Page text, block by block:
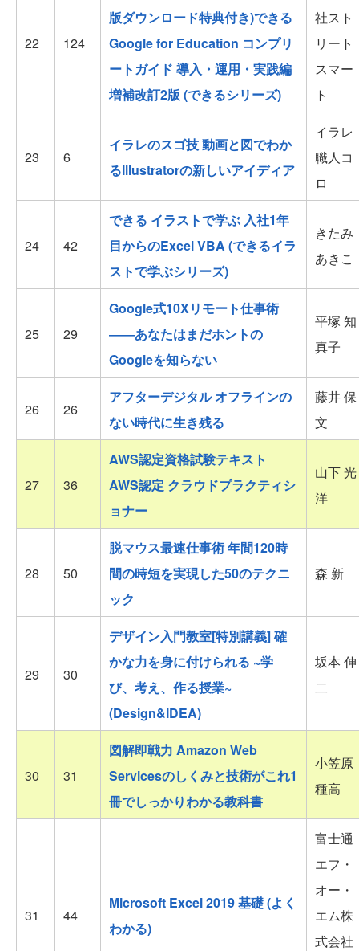
22 124
版ダウンロード特典付き)できる
Google for Education コンプリ
ートガイド 導入・運用・実践編
増補改訂2版 (できるシリーズ)
社スト
リート
スマー
ト
23 6
イラレのスゴ技 動画と図でわか
るIllustratorの新しいアイディア
イラレ
職人コ
ロ
24 42
できる イラストで学ぶ 入社1年
目からのExcel VBA (できるイラ
ストで学ぶシリーズ)
きたみ
あきこ
25 29
Google式10Xリモート仕事術
――あなたはまだホントの
Googleを知らない
平塚 知
真子
26 26
アフターデジタル オフラインの
ない時代に生き残る
藤井 保
文
27 36
AWS認定資格試験テキスト
AWS認定 クラウドプラクティシ
ョナー
山下 光
洋
28 50
脱マウス最速仕事術 年間120時
間の時短を実現した50のテクニ
ック
森 新
29 30
デザイン入門教室[特別講義] 確
かな力を身に付けられる ~学
び、考え、作る授業~
(Design&IDEA)
坂本 伸
二
30 31
図解即戦力 Amazon Web
Servicesのしくみと技術がこれ1
冊でしっかりわかる教科書
小笠原
種高
31 44
Microsoft Excel 2019 基礎 (よく
わかる)
富士通
エフ・
オー・
エム株
式会社